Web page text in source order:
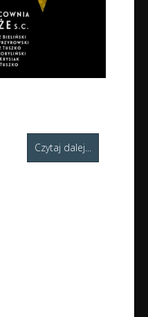
Czytaj dalej...